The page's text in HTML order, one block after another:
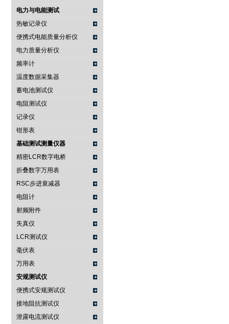
电力与电能测试
热敏记录仪
便携式电能质量分析仪
电力质量分析仪
频率计
温度数据采集器
蓄电池测试仪
电阻测试仪
记录仪
钳形表
基础测试测量仪器
精密LCR数字电桥
折叠数字万用表
RSC步进衰减器
电阻计
射频附件
失真仪
LCR测试仪
毫伏表
万用表
安规测试仪
便携式安规测试仪
接地阻抗测试仪
泄露电流测试仪